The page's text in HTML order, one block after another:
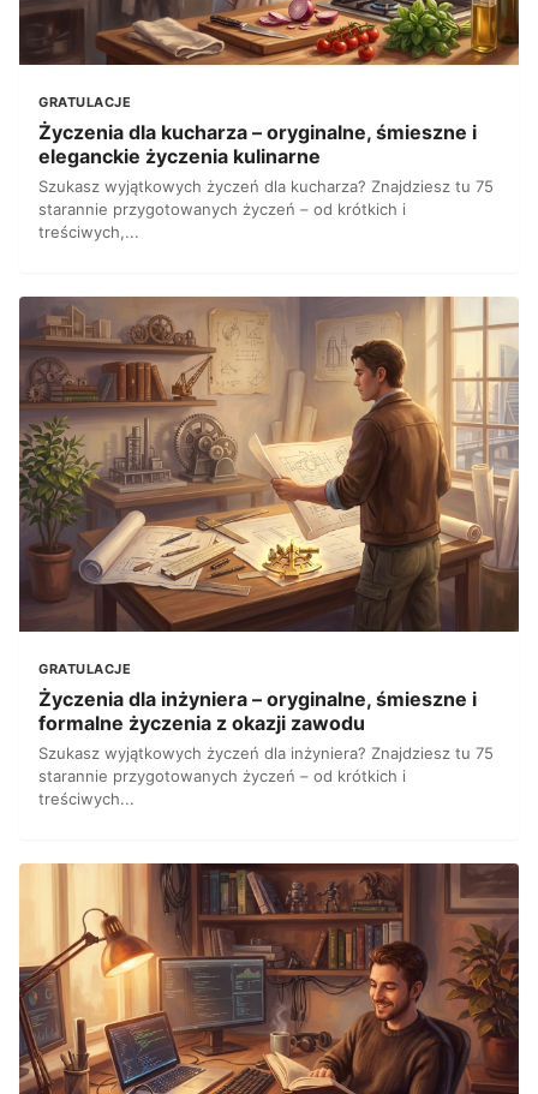
GRATULACJE
Życzenia dla kucharza – oryginalne, śmieszne i
eleganckie życzenia kulinarne
Szukasz wyjątkowych życzeń dla kucharza? Znajdziesz tu 75
starannie przygotowanych życzeń – od krótkich i
treściwych,...
GRATULACJE
Życzenia dla inżyniera – oryginalne, śmieszne i
formalne życzenia z okazji zawodu
Szukasz wyjątkowych życzeń dla inżyniera? Znajdziesz tu 75
starannie przygotowanych życzeń – od krótkich i
treściwych...